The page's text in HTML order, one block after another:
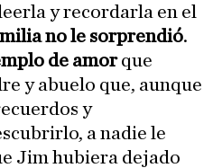
y recordarla en el
no le sorprendió.
de amorque
y abuelo que, aunque
y
a nadie le
Jim hubiera dejado